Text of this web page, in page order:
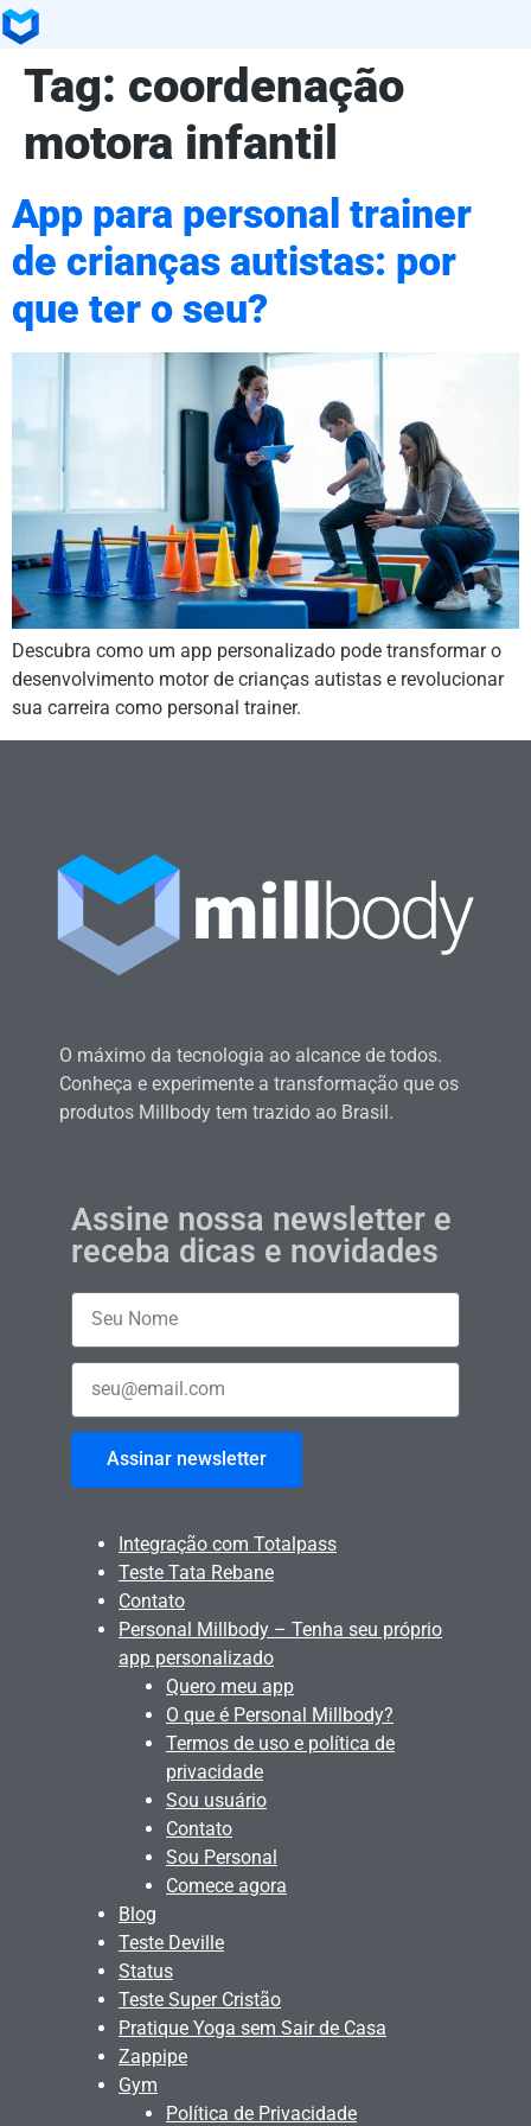
Tag: coordenação
motora infantil
App para personal trainer
de crianças autistas: por
que ter o seu?
Descubra como um app personalizado pode transformar o
desenvolvimento motor de crianças autistas e revolucionar
sua carreira como personal trainer.
O máximo da tecnologia ao alcance de todos.
Conheça e experimente a transformação que os
produtos Millbody tem trazido ao Brasil.
Assine nossa newsletter e
receba dicas e novidades
Assinar newsletter
Integração com Totalpass
Teste Tata Rebane
Contato
Personal Millbody – Tenha seu próprio
app personalizado
Quero meu app
O que é Personal Millbody?
Termos de uso e política de
privacidade
Sou usuário
Contato
Sou Personal
Comece agora
Blog
Teste Deville
Status
Teste Super Cristão
Pratique Yoga sem Sair de Casa
Zappipe
Gym
Política de Privacidade